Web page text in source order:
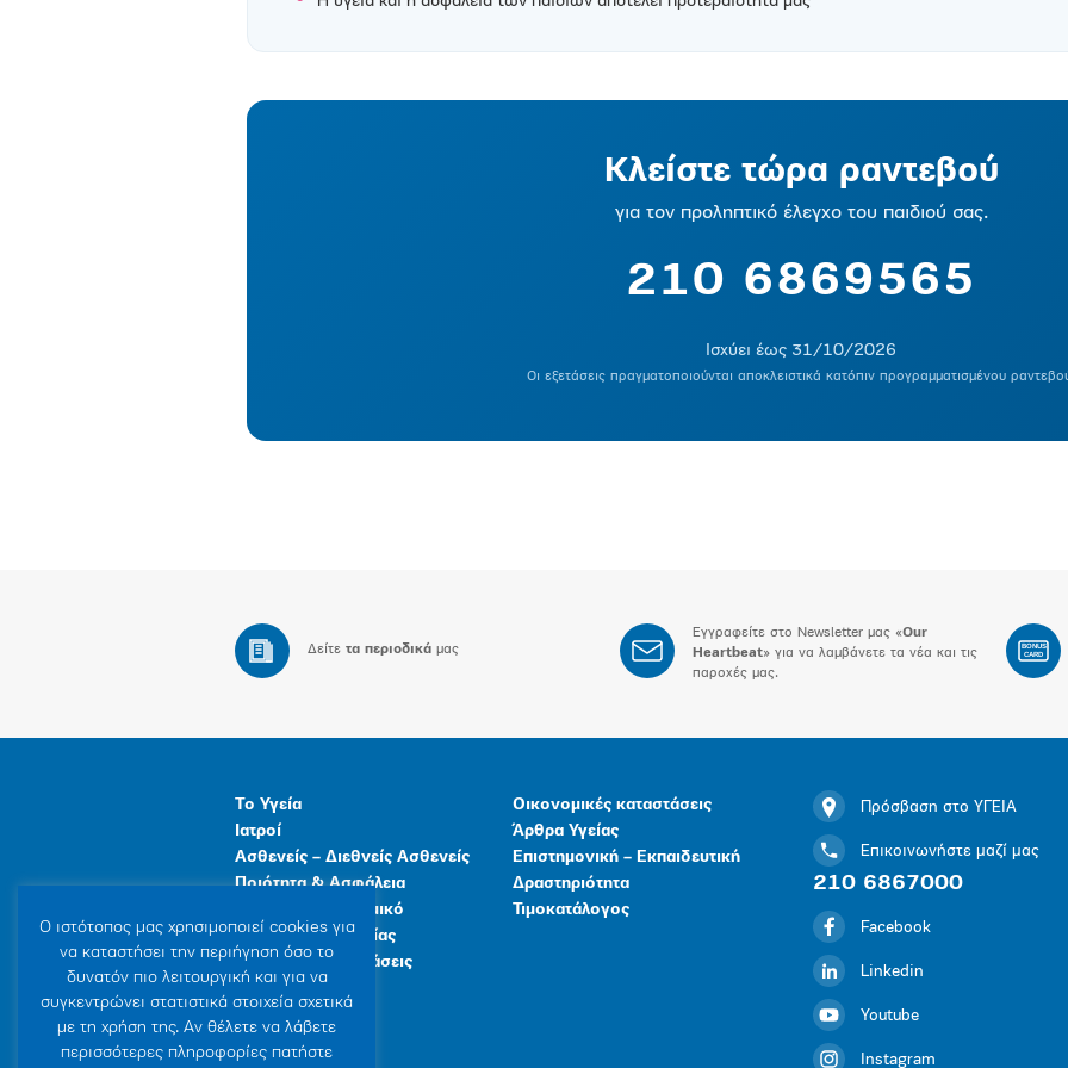
Κλείστε τώρα ραντεβού
για τον προληπτικό έλεγχο του παιδιού σας.
210 6869565
Ισχύει έως 31/10/2026
Οι εξετάσεις πραγματοποιούνται αποκλειστικά κατόπιν προγραμματισμένου
Δείτε τα περιοδικά μας
Εγγραφείτε στο Newsletter μας «Our
Heartbeat» για να λαμβάνετε τα νέα και τις
παροχές μας.
BONUS
CARD
Το Υγεία
Ιατροί
Ασθενείς – Διεθνείς Ασθενείς
Ποιότητα & Ασφάλεια
Ανθρώπινο Δυναμικό
Προγράμματα Υγείας
Γενικές Εγκαταστάσεις
Οικονομικές καταστάσεις
Άρθρα Υγείας
Επιστημονική – Εκπαιδευτική
Δραστηριότητα
Τιμοκατάλογος
Πρόσβαση στο ΥΓΕΙΑ
Επικοινωνήστε μαζί μας
210 6867000
Facebook
Linkedin
Youtube
Instagram
Ο ιστότοπoς μας χρησιμοποιεί cookies για
να καταστήσει την περιήγηση όσο το
δυνατόν πιο λειτουργική και για να
συγκεντρώνει στατιστικά στοιχεία σχετικά
με τη χρήση της. Αν θέλετε να λάβετε
περισσότερες πληροφορίες πατήστε